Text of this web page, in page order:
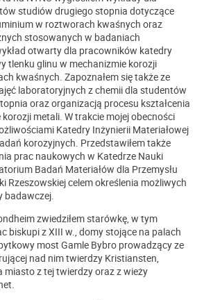
studiów drugiego stopnia dotyczące
w roztworach kwaśnych oraz
stosowanych w badaniach
otwarty dla pracowników katedry
tlenku glinu w mechanizmie korozji
kwaśnych. Zapoznałem się także ze
laboratoryjnych z chemii dla studentów
oraz organizacją procesu kształcenia
metali. W trakcie mojej obecności
Katedry Inżynierii Materiałowej
korozyjnych. Przedstawiłem także
prac naukowych w Katedrze Nauki
Badań Materiałów dla Przemysłu
Rzeszowskiej celem określenia możliwych
badawczej.
zwiedziłem starówkę, w tym
biskupi z XIII w., domy stojące na palach
most Gamle Bybro prowadzący ze
nad nim twierdzy Kristiansten,
miasto z tej twierdzy oraz z wieży